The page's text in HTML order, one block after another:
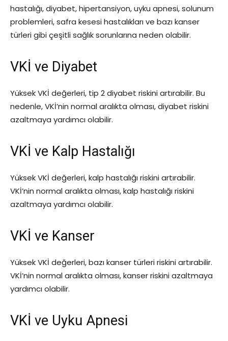
hastalığı, diyabet, hipertansiyon, uyku apnesi, solunum
problemleri, safra kesesi hastalıkları ve bazı kanser
türleri gibi çeşitli sağlık sorunlarına neden olabilir.
VKİ ve Diyabet
Yüksek VKİ değerleri, tip 2 diyabet riskini artırabilir. Bu
nedenle, VKİ’nin normal aralıkta olması, diyabet riskini
azaltmaya yardımcı olabilir.
VKİ ve Kalp Hastalığı
Yüksek VKİ değerleri, kalp hastalığı riskini artırabilir.
VKİ’nin normal aralıkta olması, kalp hastalığı riskini
azaltmaya yardımcı olabilir.
VKİ ve Kanser
Yüksek VKİ değerleri, bazı kanser türleri riskini artırabilir.
VKİ’nin normal aralıkta olması, kanser riskini azaltmaya
yardımcı olabilir.
VKİ ve Uyku Apnesi